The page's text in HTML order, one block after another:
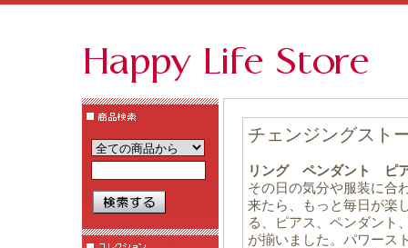
チェンジングスト
リング ペンダント ピ
その日の気分や服装に合
来たら、もっと毎日が楽
る、ピアス、ペンダント
が揃いました。パワース